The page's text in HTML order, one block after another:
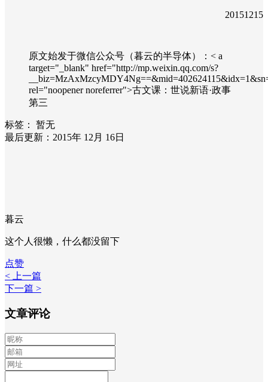
20151215
原文始发于微信公众号（暮云的半导体）：< a
target="_blank" href="http://mp.weixin.qq.com/s?
rel="noopener noreferrer">古文课：世说新语·政事
第三
标签：
暂无
最后更新：2015年 12月 16日
暮云
这个人很懒，什么都没留下
点赞
< 上一篇
下一篇 >
文章评论